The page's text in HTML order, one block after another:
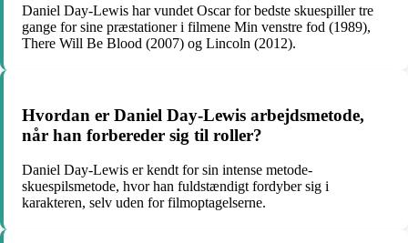
Daniel Day-Lewis har vundet Oscar for bedste skuespiller tre
gange for sine præstationer i filmene Min venstre fod (1989),
There Will Be Blood (2007) og Lincoln (2012).
Hvordan er Daniel Day-Lewis arbejdsmetode,
når han forbereder sig til roller?
Daniel Day-Lewis er kendt for sin intense metode-
skuespilsmetode, hvor han fuldstændigt fordyber sig i
karakteren, selv uden for filmoptagelserne.